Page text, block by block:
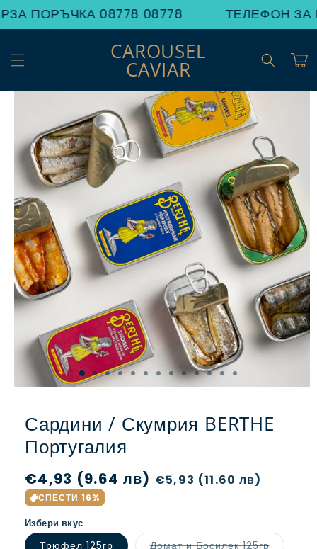
ПОРЪЧКА 08778 08778 ТЕЛЕФОН ЗА
CAROUSEL
CAVIAR
към
продукта
Сардини / Скумрия BERTHE
Португалия
Обичайна
цена
€4,93 (9.64 лв) Цена
€5,93 (11.60 лв)
СПЕСТИ 16%
Избери вкус
Трюфел 125гр Домат и Босилек 125гр